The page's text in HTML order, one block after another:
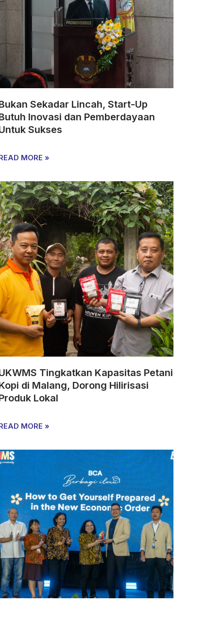
Sekadar Lincah, Start-Up
Inovasi dan Pemberdayaan
Sukses
MORE »
Tingkatkan Kapasitas Petani
di Malang, Dorong Hilirisasi
Lokal
MORE »